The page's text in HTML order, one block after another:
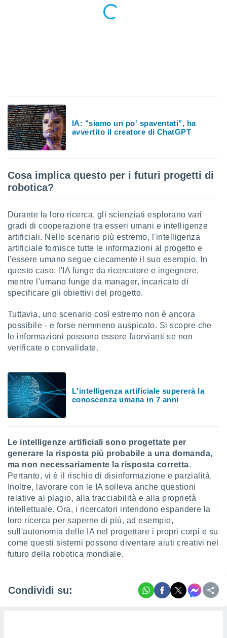
delle
dei
e degli
IA: "siamo un po' spaventati", ha
avvertito il creatore di ChatGPT
Cosa implica questo per i futuri progetti di
robotica?
Durante la loro ricerca, gli scienziati esplorano vari
gradi di cooperazione tra esseri umani e intelligenze
artificiali. Nello scenario più estremo, l'intelligenza
artificiale fornisce tutte le informazioni al progetto e
l'essere umano segue ciecamente il suo esempio. In
questo caso, l'IA funge da ricercatore e ingegnere,
mentre l'umano funge da manager, incaricato di
specificare gli obiettivi del progetto.
Tuttavia, uno scenario così estremo non è ancora
possibile - e forse nemmeno auspicato. Si scopre che
le informazioni possono essere fuorvianti se non
verificate o convalidate.
L'intelligenza artificiale supererà la
conoscenza umana in 7 anni
Le intelligenze artificiali sono progettate per
generare la risposta più probabile a una domanda,
ma non necessariamente la risposta corretta.
Pertanto, vi è il rischio di disinformazione e parzialità.
Inoltre, lavorare con le IA solleva anche questioni
relative al plagio, alla tracciabilità e alla proprietà
intellettuale. Ora, i ricercatori intendono espandere la
loro ricerca per saperne di più, ad esempio,
sull'autonomia delle IA nel progettare i propri corpi e su
come questi sistemi possono diventare aiuti creativi nel
futuro della robotica mondiale.
Condividi su: